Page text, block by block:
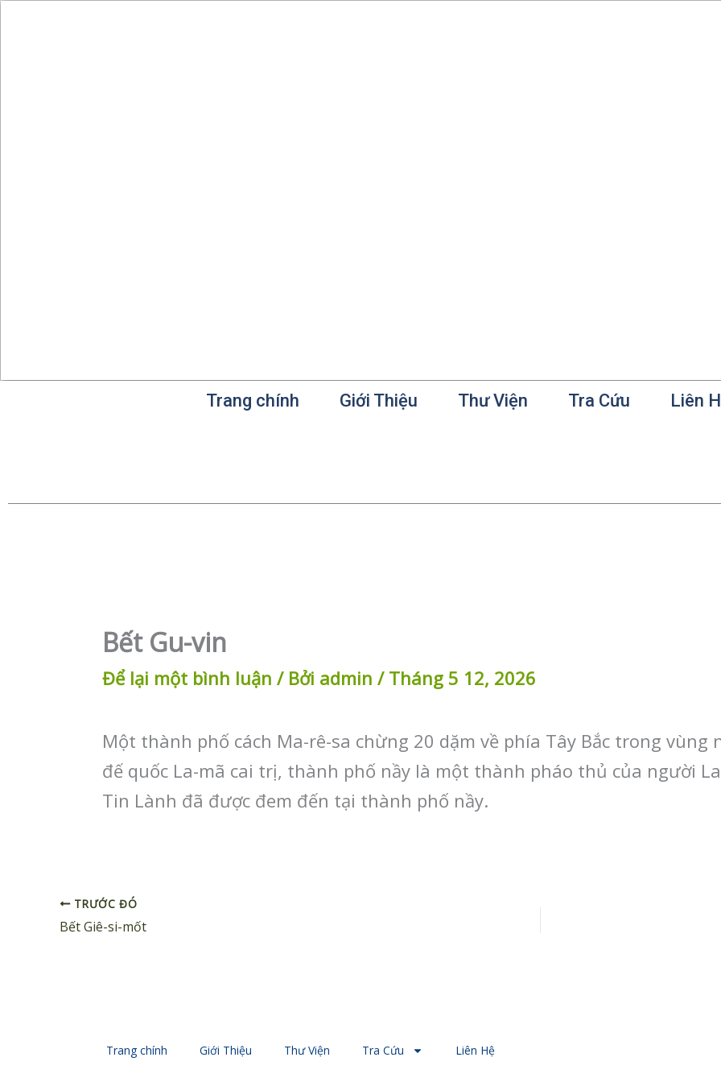
Trang chính Giới Thiệu Thư Viện Tra Cứu Liên
Bết Gu-vin
Để lại một bình luận / Bởi admin / Tháng 5 12, 2026
Một thành phố cách Ma-rê-sa chừng 20 dặm về phía Tây Bắc trong
đế quốc La-mã cai trị, thành phố nầy là một thành pháo thủ của người
Tin Lành đã được đem đến tại thành phố nầy.
TRƯỚC ĐÓ
Bết Giê-si-mốt
Trang chính Giới Thiệu Thư Viện Tra Cứu Liên Hệ